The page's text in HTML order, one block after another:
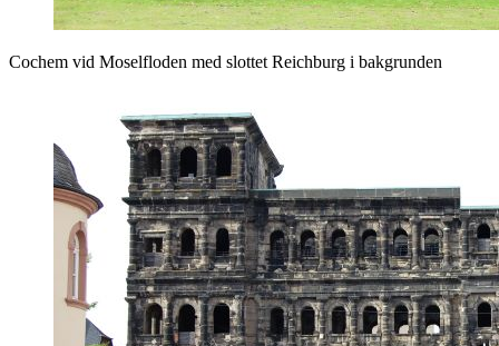
Cochem vid Moselfloden med slottet Reichburg i bakgrunden